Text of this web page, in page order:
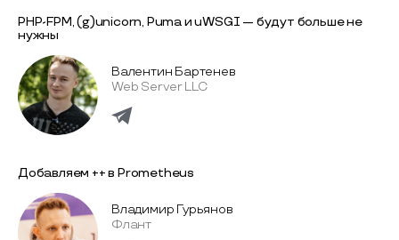
PHP-FPM, (g)unicorn, Puma и uWSGI — будут больше не
нужны
Валентин Бартенев
Web Server LLC
Добавляем ++ в Prometheus
Владимир Гурьянов
Флант